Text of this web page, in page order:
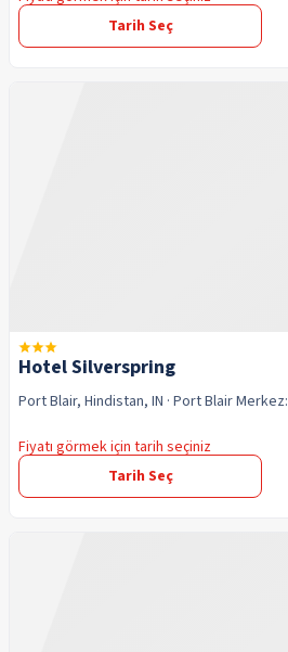
Tarih Seç
Hotel Silverspring
Port Blair, Hindistan, IN · Port BlairMerkez:
Fiyatı görmek için tarih seçiniz
Tarih Seç